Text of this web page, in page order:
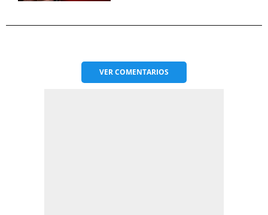
VERCOMENTARIOS